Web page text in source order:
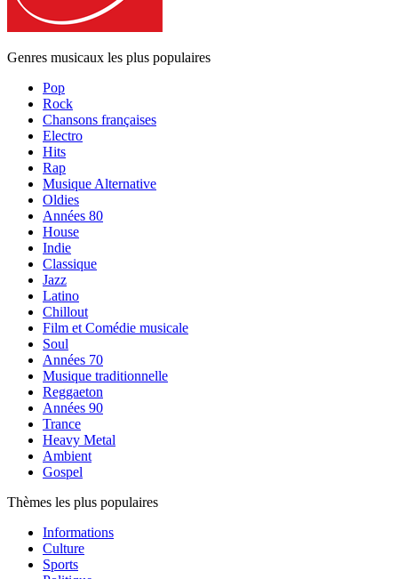
Genres musicaux les plus populaires
Pop
Rock
Chansons françaises
Electro
Hits
Rap
Musique Alternative
Oldies
Années 80
House
Indie
Classique
Jazz
Latino
Chillout
Film et Comédie musicale
Soul
Années 70
Musique traditionnelle
Reggaeton
Années 90
Trance
Heavy Metal
Ambient
Gospel
Thèmes les plus populaires
Informations
Culture
Sports